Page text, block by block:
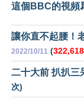
這個BBC的視頻
讓你直不起腰！
2022/10/11 (322,618
二十大前 扒扒三
次)